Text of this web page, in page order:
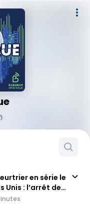
en série le
Unis : l’arrêt des